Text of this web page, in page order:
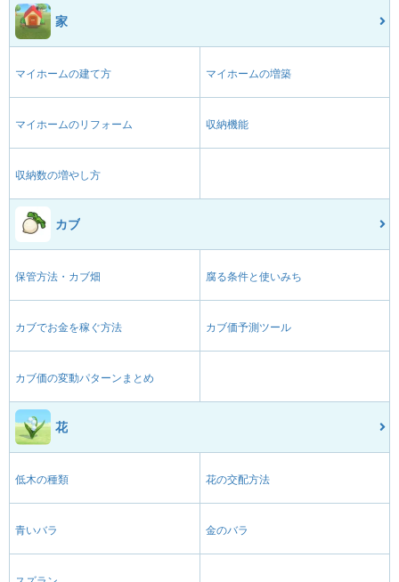
家
マイホームの建て方 マイホームの増築
マイホームのリフォーム 収納機能
収納数の増やし方
カブ
保管方法・カブ畑 腐る条件と使いみち
カブでお金を稼ぐ方法 カブ価予測ツール
カブ価の変動パターンまとめ
花
低木の種類 花の交配方法
青いバラ 金のバラ